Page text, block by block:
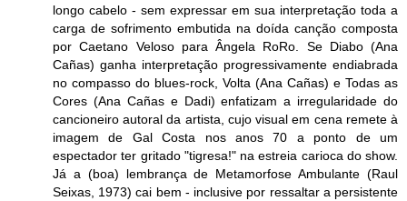
longo cabelo - sem expressar em sua interpretação toda a
carga de sofrimento embutida na doída canção composta
por Caetano Veloso para Ângela RoRo. Se Diabo (Ana
Cañas) ganha interpretação progressivamente endiabrada
no compasso do blues-rock, Volta (Ana Cañas) e Todas as
Cores (Ana Cañas e Dadi) enfatizam a irregularidade do
cancioneiro autoral da artista, cujo visual em cena remete à
imagem de Gal Costa nos anos 70 a ponto de um
espectador ter gritado "tigresa!" na estreia carioca do show.
Já a (boa) lembrança de Metamorfose Ambulante (Raul
Seixas, 1973) cai bem - inclusive por ressaltar a persistente